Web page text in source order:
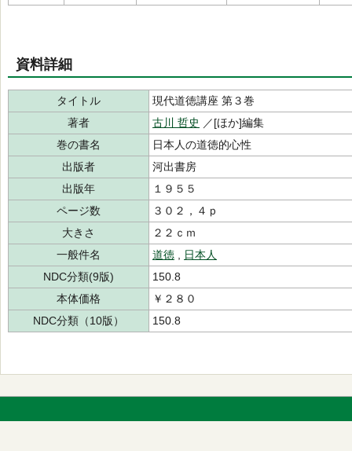
資料詳細
タイトル
現代道徳講座 第３巻
著者
古川 哲史 ／[ほか]編集
巻の書名
日本人の道徳的心性
出版者
河出書房
出版年
１９５５
ページ数
３０２，４ｐ
大きさ
２２ｃｍ
一般件名
道徳
日本人
NDC分類(9版)
150.8
本体価格
￥２８０
NDC分類（10版）
150.8